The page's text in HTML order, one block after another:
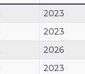
2023
2023
2026
2023